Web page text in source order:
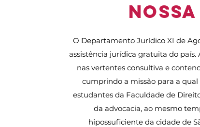
Nossa
O Departamento Jurídico XI de
assistência jurídica gratuita do
nas vertentes consultiva e
cumprindo a missão para a qual
estudantes da Faculdade de
da advocacia, ao mesmo
hipossuficiente da cidade de